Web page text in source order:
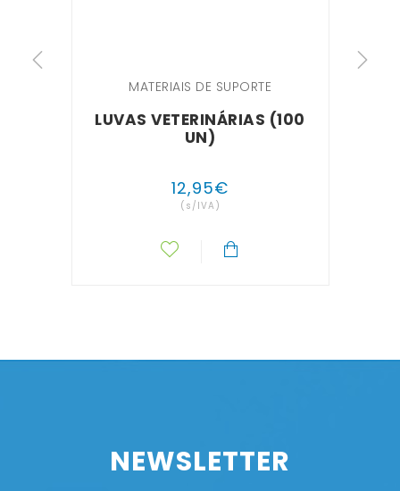
MATERIAIS DE SUPORTE
LUVAS VETERINÁRIAS (100
UN)
12,95€
(s/IVA)
NEWSLETTER